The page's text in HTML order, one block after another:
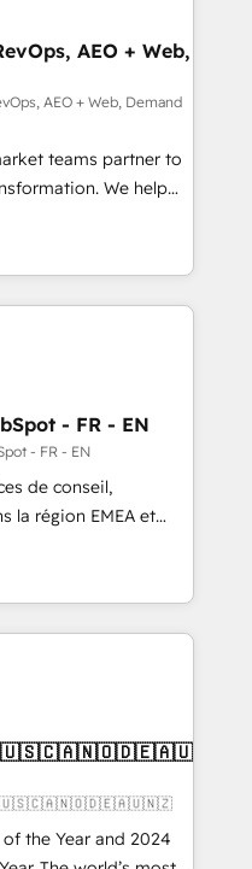
CMS戦略設
を前提にした情報設
をContent Hubで一体
行支援：Salesforce・
カスタム設計、履歴
対応：ChatGPT・
ー認定 ✓ HubSpotアワ
/
Success Media. -
and custom agents
compliance
AEO + Web,
AEO + Web, Demand
teams partner to
We help
AI-powered
HubSpot’s
expert-led
built apps,
with inbound,
with UX, messaging,
results. 🤖AI
AI services. 🧩
with custom
- FR - EN
- FR - EN
de conseil,
la région EMEA et
experts en
Revops, CRM et
With over 115
on EMEA - USA
the Year and 2024